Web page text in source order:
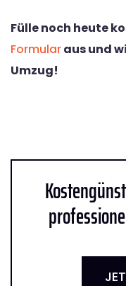
Fülle noch heute
Formularaus und
Umzug!